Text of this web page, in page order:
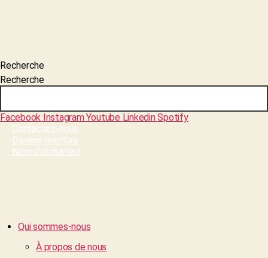
Recherche
Recherche
Facebook InstagramYoutube LinkedinSpotify
Contactez-nous
Devenir membre
Nom d’utilisateur
Qui sommes-nous
À propos de nous